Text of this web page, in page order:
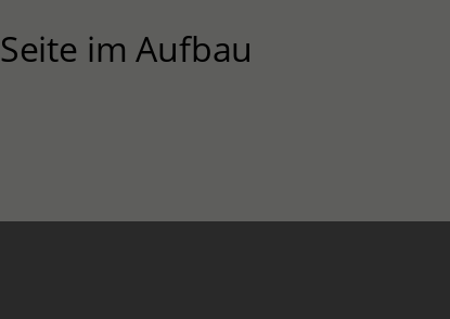
Seite im Aufbau